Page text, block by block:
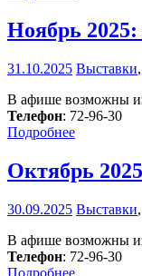
Ноябрь
31.10.2025 Выставки,
В афише возможны
Телефон: 72-96-30
Подробнее
Октябрь
30.09.2025 Выставки,
В афише возможны
Телефон: 72-96-30
Подробнее